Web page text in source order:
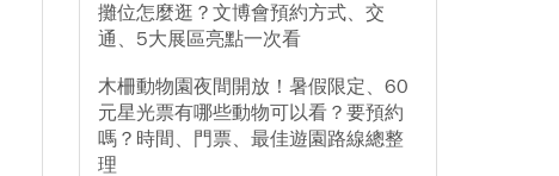
攤位怎麼逛？文博會預約方式、交
通、5大展區亮點一次看
木柵動物園夜間開放！暑假限定、60
元星光票有哪些動物可以看？要預約
嗎？時間、門票、最佳遊園路線總整
理